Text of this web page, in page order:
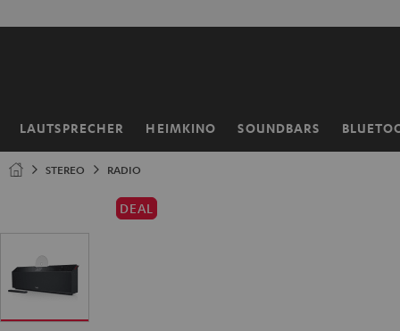
LAUTSPRECHER HEIMKINO SOUNDBARS
Startseite
STEREO RADIO
DEAL